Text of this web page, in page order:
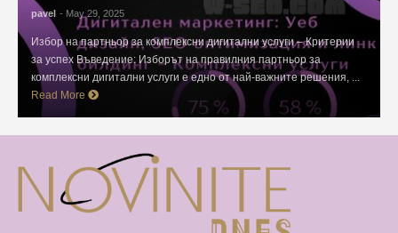
pavel - May 29, 2025
Избор на партньор за комплексни дигитални услуги – Критерии
за успех Въведение: Изборът на правилния партньор за
комплексни дигитални услуги е едно от най-важните решения, ...
Read More